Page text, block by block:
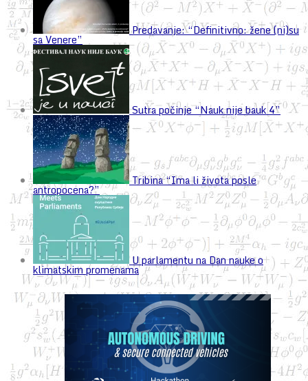
Predavanje: “Definitivno: žene (ni)su
sa Venere”
Sutra počinje “Nauk nije bauk 4”
Tribina “Ima li života posle
antropocena?”
U parlamentu na Dan nauke o
klimatskim promenama